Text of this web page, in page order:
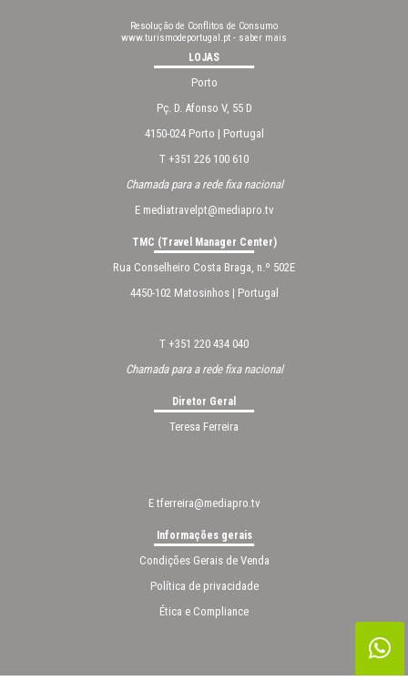
Resolução de Conflitos de Consumo
www.turismodeportugal.pt - saber mais
LOJAS
Porto
Pç. D. Afonso V, 55 D
4150-024 Porto | Portugal
T +351 226 100 610
Chamada para a rede fixa nacional
E mediatravelpt@mediapro.tv
TMC (Travel Manager Center)
Rua Conselheiro Costa Braga, n.º 502E
4450-102 Matosinhos | Portugal
T +351 220 434 040
Chamada para a rede fixa nacional
Diretor Geral
Teresa Ferreira
E tferreira@mediapro.tv
Informações gerais
Condições Gerais de Venda
Política de privacidade
Ética e Compliance